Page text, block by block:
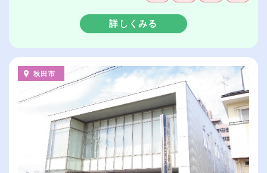
詳しくみる
秋田市